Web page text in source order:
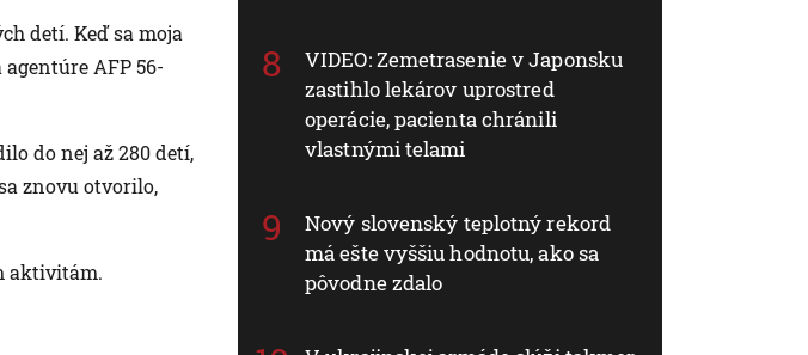
detí. Keď sa moja
AFP 56-
do nej až 280 detí,
znovu otvorilo,
aktivitám.
VIDEO: Zemetrasenie v Japonsku
zastihlo lekárov uprostred
operácie, pacienta chránili
vlastnými telami
Nový slovenský teplotný rekord
má ešte vyššiu hodnotu, ako sa
pôvodne zdalo